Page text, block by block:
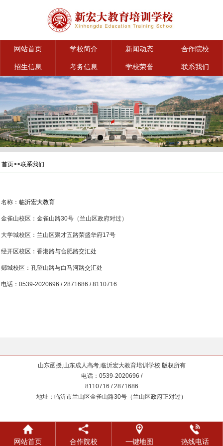
网站首页 学校简介 新闻动态 合作院校
招生信息 考务信息 学校荣誉 联系我们
首页>>联系我们
名称：临沂宏大教育
金雀山校区：金雀山路30号（兰山区政府对过）
大学城校区：兰山区聚才五路荣盛华府17号
经开区校区：香港路与合肥路交汇处
郯城校区：孔望山路与白马河路交汇处
电话：0539-2020696 / 2871686 / 8110716
山东函授,山东成人高考,临沂宏大教育培训学校 版权所有
电话：0539-2020696 /
8110716 / 2871686
地址：临沂市兰山区金雀山路30号（兰山区政府正对过）
网站首页 合作院校 一键地图 热线电话